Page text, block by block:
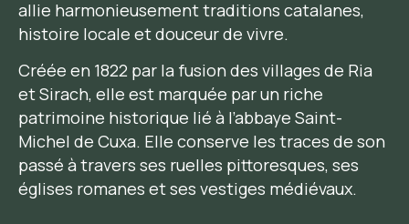
allie harmonieusement traditions catalanes,
histoire locale et douceur de vivre.
Créée en 1822 par la fusion des villages de Ria
et Sirach, elle est marquée par un riche
patrimoine historique lié à l’abbaye Saint-
Michel de Cuxa. Elle conserve les traces de son
passé à travers ses ruelles pittoresques, ses
églises romanes et ses vestiges médiévaux.